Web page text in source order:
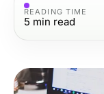
READING TIME
5 min read